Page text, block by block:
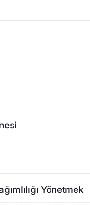
Yönetmek